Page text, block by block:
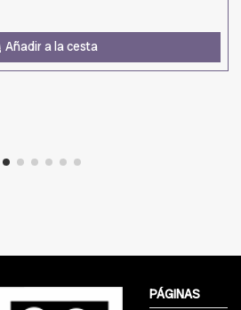
Añadir a la cesta
PÁGINAS